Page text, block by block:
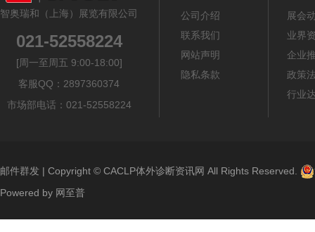
智奥瑞和（上海）展览有限公司
021-52558224
[周一至周五 9:00-18:00]
客服QQ：2897360374
市场部电话：021-52558224
公司介绍
联系我们
网站声明
隐私条款
展会
业界
企业
政策
行业
邮件群发 | Copyright © CACLP体外诊断资讯网 All Rights Reserved.
Powered by 网至普